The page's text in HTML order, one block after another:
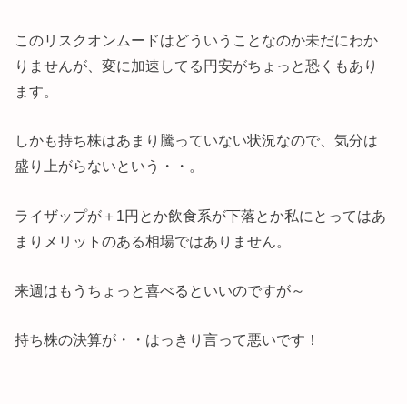
このリスクオンムードはどういうことなのか未だにわか
りませんが、変に加速してる円安がちょっと恐くもあり
ます。
しかも持ち株はあまり騰っていない状況なので、気分は
盛り上がらないという・・。
ライザップが＋1円とか飲食系が下落とか私にとってはあ
まりメリットのある相場ではありません。
来週はもうちょっと喜べるといいのですが～
持ち株の決算が・・はっきり言って悪いです！